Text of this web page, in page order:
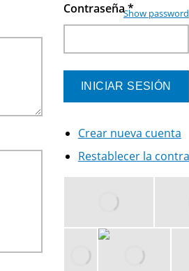
Contraseña*
Show password
Crear nueva cuenta
Restablecer la